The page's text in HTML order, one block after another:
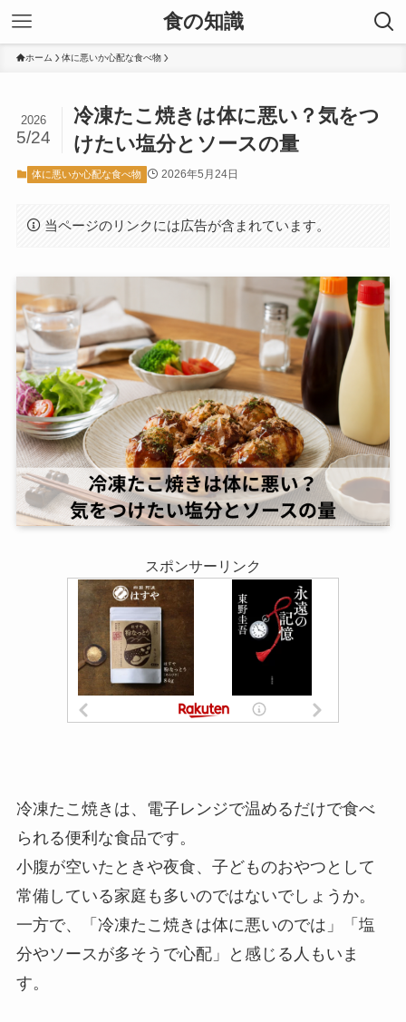
食の知識
ホーム 体に悪いか心配な食べ物
冷凍たこ焼きは体に悪い？気をつ
けたい塩分とソースの量
2026
5/24
体に悪いか心配な食べ物 2026年5月24日
当ページのリンクには広告が含まれています。
スポンサーリンク
冷凍たこ焼きは、電子レンジで温めるだけで食べ
られる便利な食品です。
小腹が空いたときや夜食、子どものおやつとして
常備している家庭も多いのではないでしょうか。
一方で、「冷凍たこ焼きは体に悪いのでは」「塩
分やソースが多そうで心配」と感じる人もいま
す。